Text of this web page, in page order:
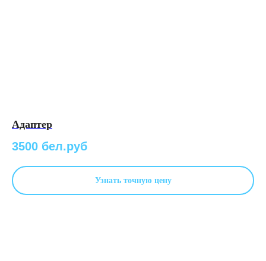
Адаптер
3500 бел.руб
Узнать точную цену